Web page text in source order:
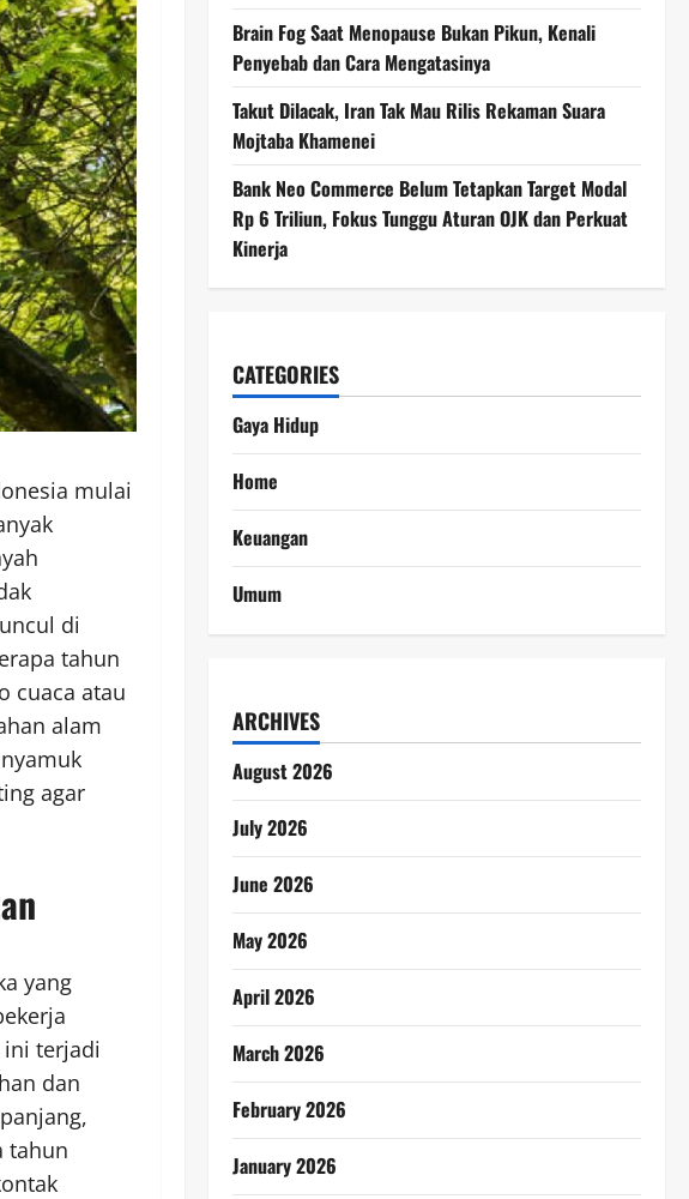
mulai
di
tahun
cuaca atau
alam
agar
yang
ini terjadi
dan
tahun
Brain Fog Saat Menopause Bukan Pikun, Kenali
Penyebab dan Cara Mengatasinya
Takut Dilacak, Iran Tak Mau Rilis Rekaman Suara
Mojtaba Khamenei
Bank Neo Commerce Belum Tetapkan Target Modal
Rp 6 Triliun, Fokus Tunggu Aturan OJK dan Perkuat
Kinerja
CATEGORIES
Gaya Hidup
Home
Keuangan
Umum
ARCHIVES
August 2026
July 2026
June 2026
May 2026
April 2026
March 2026
February 2026
January 2026